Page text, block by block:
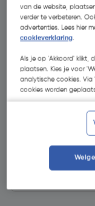
|
Kies productvariant
van de website,
verder te verbeteren.
advertenties. Lees hier
cookieverklaring.
Als je op 'Akkoord' klikt,
plaatsen. Kies je voor
analytische cookies. Via
cookies worden